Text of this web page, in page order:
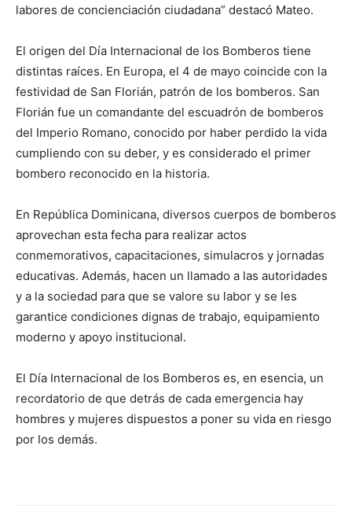
labores de concienciación ciudadana” destacó Mateo.
El origen del Día Internacional de los Bomberos tiene
distintas raíces. En Europa, el 4 de mayo coincide con la
festividad de San Florián, patrón de los bomberos. San
Florián fue un comandante del escuadrón de bomberos
del Imperio Romano, conocido por haber perdido la vida
cumpliendo con su deber, y es considerado el primer
bombero reconocido en la historia.
En República Dominicana, diversos cuerpos de bomberos
aprovechan esta fecha para realizar actos
conmemorativos, capacitaciones, simulacros y jornadas
educativas. Además, hacen un llamado a las autoridades
y a la sociedad para que se valore su labor y se les
garantice condiciones dignas de trabajo, equipamiento
moderno y apoyo institucional.
El Día Internacional de los Bomberos es, en esencia, un
recordatorio de que detrás de cada emergencia hay
hombres y mujeres dispuestos a poner su vida en riesgo
por los demás.